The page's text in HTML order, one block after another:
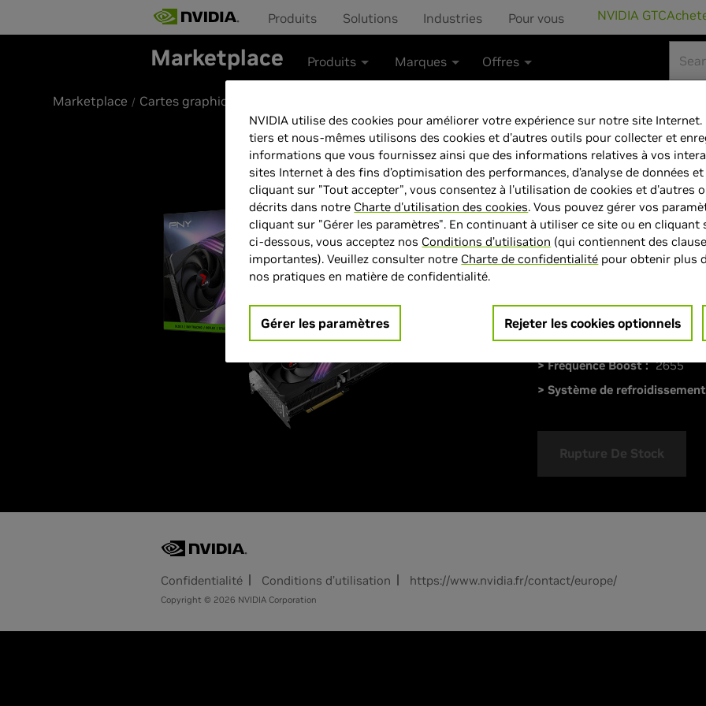
Produits Solutions Industries Pour vous NVIDIA GTC
Marketplace Produits Marques Offres
Marketplace Cartes graphiques
PNY GeForce™
XLR8 Gaming
MPN:
874,90 € 950,02 €
> GPU :
GeForce RTX 4070 Ti
> Capacité mémoire : 16
> Fréquence Boost : 2655
> Système de
Rupture De Stock
Confidentialité Conditions d’utilisation https://www.nvidia.fr/contact/europe/
Copyright © 2026 NVIDIA Corporation
NVIDIA utilise des cookies pour améliorer votre expérience sur notre site Internet.
tiers et nous-mêmes utilisons des cookies et d'autres outils pour collecter et
informations que vous fournissez ainsi que des informations relatives à vos
sites Internet à des fins d’optimisation des performances, d’analyse de données
cliquant sur "Tout accepter", vous consentez à l'utilisation de cookies et d'autres
décrits dans notre Charte d'utilisation des cookies. Vous pouvez gérer vos
cliquant sur "Gérer les paramètres". En continuant à utiliser ce site ou en cliquant
ci-dessous, vous acceptez nos Conditions d’utilisation (qui contiennent des
importantes). Veuillez consulter notre Charte de confidentialité pour obtenir plus
nos pratiques en matière de confidentialité.
Gérer les paramètres Rejeter les cookies optionnels